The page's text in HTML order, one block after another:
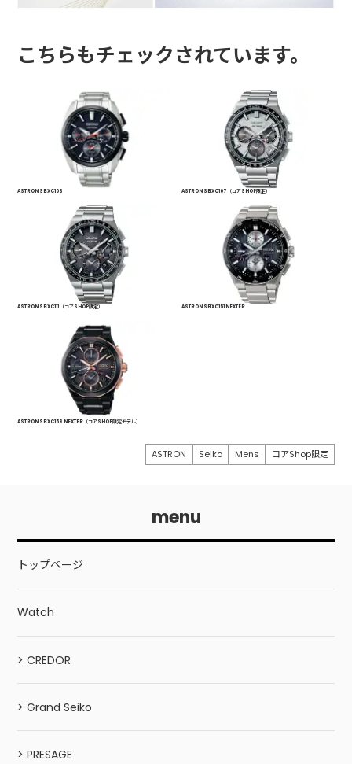
こちらもチェックされています。
ASTRON SBXC103 ASTRON SBXC107 （コアSHOP限定）
ASTRON SBXC111 （コアSHOP限定） ASTRON SBXC151 NEXTER
ASTRON SBXC158 NEXTER（コアSHOP限定モデル）
ASTRON Seiko Mens コアShop限定
menu
トップページ
Watch
> CREDOR
> Grand Seiko
> PRESAGE